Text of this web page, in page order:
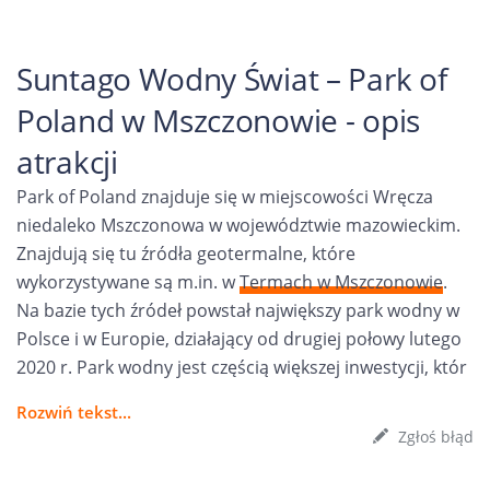
Suntago Wodny Świat – Park of
Poland w Mszczonowie - opis
atrakcji
Park of Poland znajduje się w miejscowości Wręcza
niedaleko Mszczonowa w województwie mazowieckim.
Znajdują się tu źródła geotermalne, które
wykorzystywane są m.in. wTermach w Mszczonowie.
Na bazie tych źródeł powstał największy park wodny w
Polsce i w Europie, działający od drugiej połowy lutego
2020 r. Park wodny jest częścią większej inwestycji, któr
Rozwiń tekst...
Zgłoś błąd